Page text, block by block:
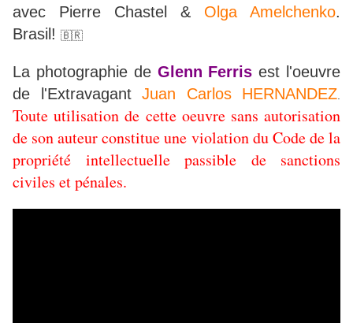
avec Pierre Chastel & Olga Amelchenko.
Brasil! 🇧🇷
La photographie de Glenn Ferris est l'oeuvre
de l'Extravagant Juan Carlos HERNANDEZ
Toute utilisation de cette oeuvre sans autorisation
de son auteur constitue une violation du Code de la
propriété intellectuelle passible de sanctions
civiles et pénales.